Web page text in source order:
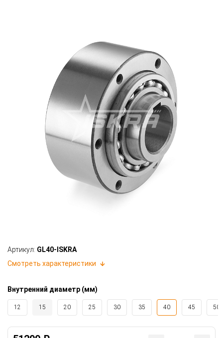
Артикул: GL40-ISKRA
Смотреть характеристики
Внутренний диаметр (мм)
12 15 20 25 30 35 40 45 50